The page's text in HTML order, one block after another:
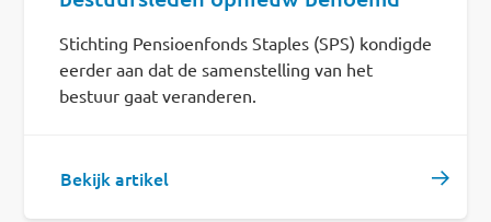
Stichting Pensioenfonds Staples (SPS) kondigde
eerder aan dat de samenstelling van het
bestuur gaat veranderen.
Bekijk artikel